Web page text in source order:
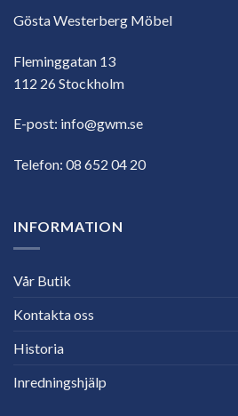
Gösta Westerberg Möbel
Fleminggatan 13
112 26 Stockholm
E-post: info@gwm.se
Telefon: 08 652 04 20
INFORMATION
Vår Butik
Kontakta oss
Historia
Inredningshjälp